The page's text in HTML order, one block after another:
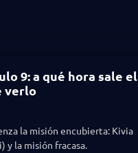
9: a qué hora sale el
verlo
la misión encubierta: Kivia
y la misión fracasa.